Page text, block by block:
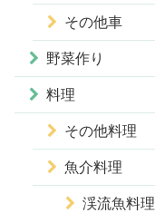
その他車
野菜作り
料理
その他料理
魚介料理
渓流魚料理